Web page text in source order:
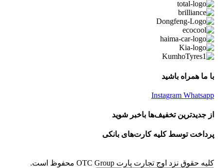
با ما همراه باشید
Instagram Whatsapp
از جدیدترین تخفیف‌ها باخبر شوید
پرداخت توسط کلیه کارت‌های بانکی
کلیه حقوق نزد اوج تجارت پارت OTC Group محفوظ است.